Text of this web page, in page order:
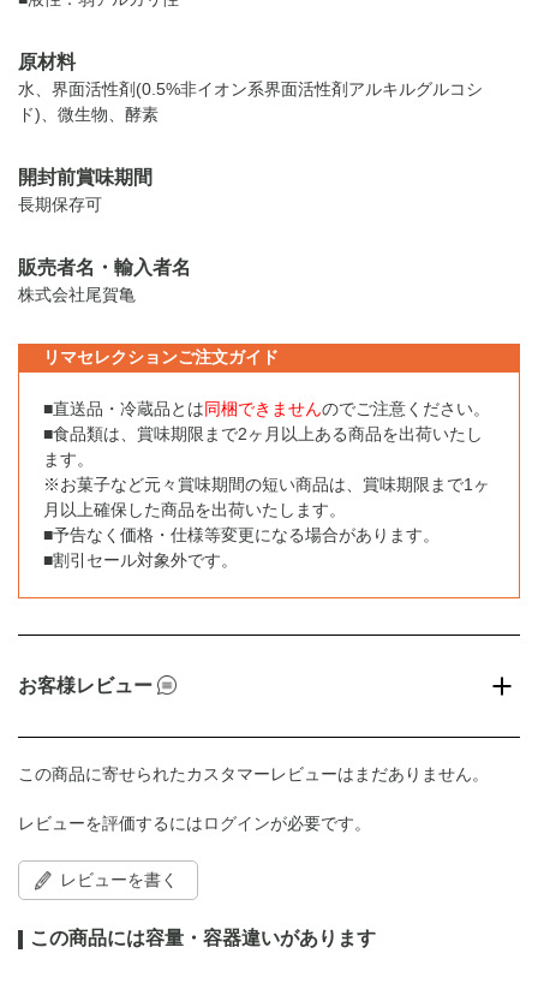
原材料
水、界面活性剤(0.5%非イオン系界面活性剤アルキルグルコシ
ド)、微生物、酵素
開封前賞味期間
長期保存可
販売者名・輸入者名
株式会社尾賀亀
リマセレクションご注文ガイド
■直送品・冷蔵品とは同梱できませんのでご注意ください。
■食品類は、賞味期限まで2ヶ月以上ある商品を出荷いたし
ます。
※お菓子など元々賞味期間の短い商品は、賞味期限まで1ヶ
月以上確保した商品を出荷いたします。
■予告なく価格・仕様等変更になる場合があります。
■割引セール対象外です。
お客様レビュー
この商品に寄せられたカスタマーレビューはまだありません。
レビューを評価するにはログインが必要です。
レビューを書く
この商品には容量・容器違いがあります